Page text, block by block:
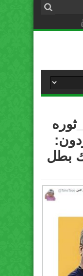
بطل